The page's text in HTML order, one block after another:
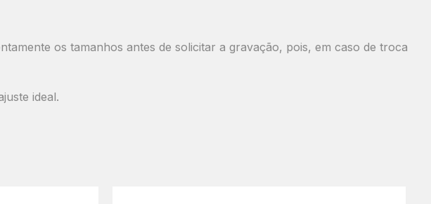
os tamanhos antes de solicitar a gravação, pois, em caso de troca
ideal.